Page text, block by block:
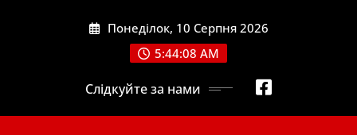
Понеділок, 10 Серпня 2026
5:44:10 AM
Слідкуйте за нами